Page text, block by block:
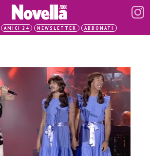
AMICI 24 NEWSLETTER ABBONATI